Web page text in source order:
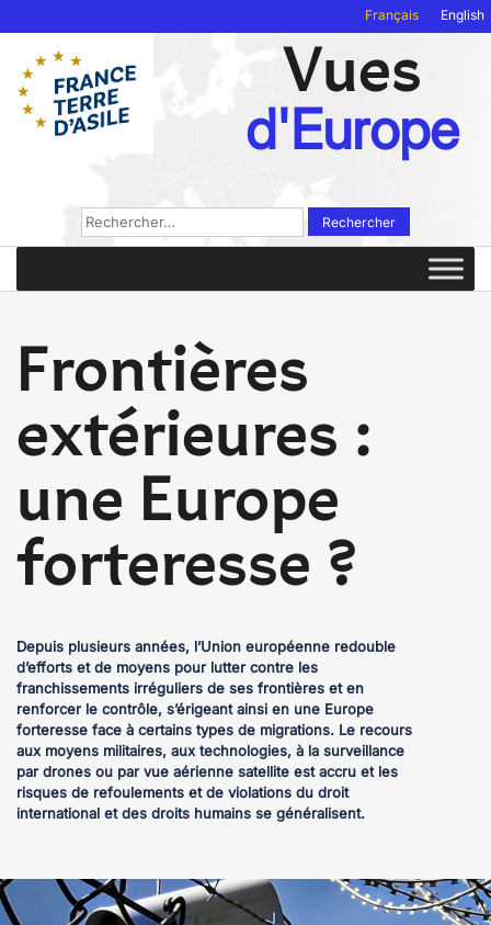
Français English
Vues
d'Europe
Rechercher :
Frontières
extérieures :
une Europe
forteresse ?
Depuis plusieurs années, l’Union européenne redouble
d’efforts et de moyens pour lutter contre les
franchissements irréguliers de ses frontières et en
renforcer le contrôle, s’érigeant ainsi en une Europe
forteresse face à certains types de migrations. Le recours
aux moyens militaires, aux technologies, à la surveillance
par drones ou par vue aérienne satellite est accru et les
risques de refoulements et de violations du droit
international et des droits humains se généralisent.